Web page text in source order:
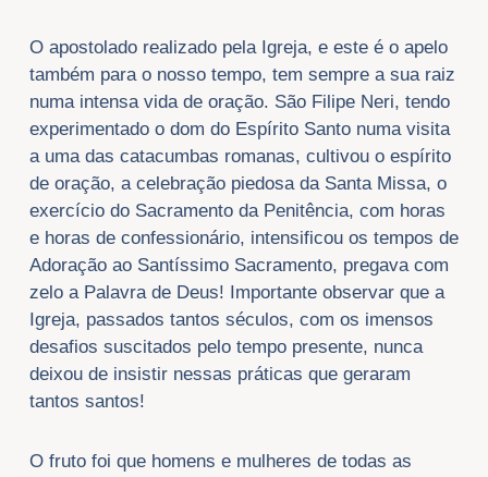
O apostolado realizado pela Igreja, e este é o apelo
também para o nosso tempo, tem sempre a sua raiz
numa intensa vida de oração. São Filipe Neri, tendo
experimentado o dom do Espírito Santo numa visita
a uma das catacumbas romanas, cultivou o espírito
de oração, a celebração piedosa da Santa Missa, o
exercício do Sacramento da Penitência, com horas
e horas de confessionário, intensificou os tempos de
Adoração ao Santíssimo Sacramento, pregava com
zelo a Palavra de Deus! Importante observar que a
Igreja, passados tantos séculos, com os imensos
desafios suscitados pelo tempo presente, nunca
deixou de insistir nessas práticas que geraram
tantos santos!
O fruto foi que homens e mulheres de todas as